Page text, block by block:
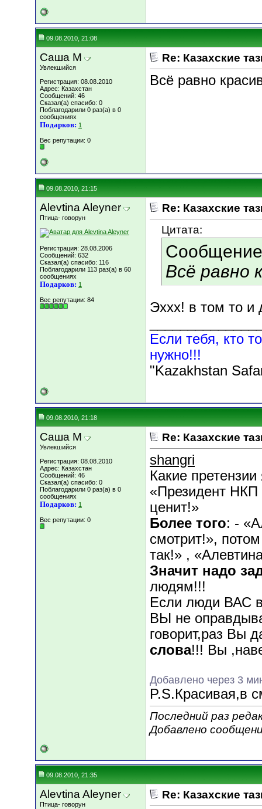
09.08.2010, 21:08
Саша М
Увлекшийся
Регистрация: 08.08.2010
Адрес: Казахстан
Сообщений: 46
Сказал(а) спасибо: 0
Поблагодарили 0 раз(а) в 0
сообщениях
Подарков: 1
Вес репутации: 0
Re: Казахские
Всё равно
09.08.2010, 21:15
Alevtina Aleyner
Птица- говорун
Регистрация: 28.08.2006
Сообщений: 632
Сказал(а) спасибо: 116
Поблагодарили 113 раз(а) в 60
сообщениях
Подарков: 1
Вес репутации: 84
Re: Казахские
Цитата:
Всё равно
Эххх! в том то
Если тебя, кто
нужно!!!
"Kazakhstan
09.08.2010, 21:18
Саша М
Увлекшийся
Регистрация: 08.08.2010
Адрес: Казахстан
Сообщений: 46
Сказал(а) спасибо: 0
Поблагодарили 0 раз(а) в 0
сообщениях
Подарков: 1
Вес репутации: 0
Re: Казахские
shangri
Какие
«Президент
ценит!»
Более того: -
смотрит!»,
так!» ,
Значит надо
людям!!!
Если люди ВАС
ВЫ не
говорит,раз Вы
слова!!! Вы
Добавлено через 3
P.S.Красивая,в
Последний раз
Добавлено
09.08.2010, 21:35
Alevtina Aleyner
Птица- говорун
Re: Казахские